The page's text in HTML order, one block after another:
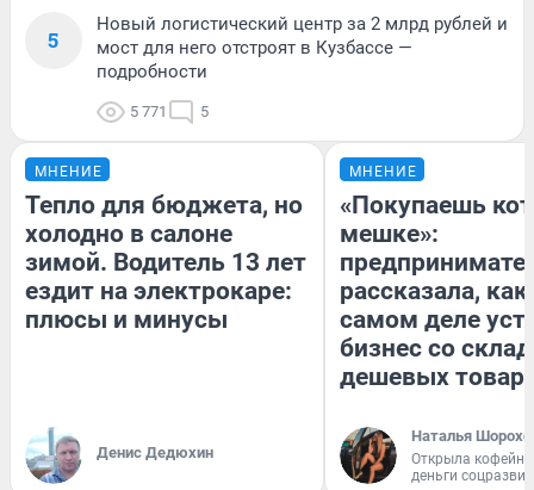
5
Новый логистический центр за 2 млрд рублей и
мост для него отстроят в Кузбассе —
подробности
5 771 5
МНЕНИЕ
Тепло для бюджета, но
холодно в салоне
зимой. Водитель 13 лет
ездит на электрокаре:
плюсы и минусы
Денис Дедюхин
МНЕНИЕ
«Покупаешь
мешке»:
рассказала, как
самом деле
бизнес со
дешевых
Наталья
Открыла
деньги